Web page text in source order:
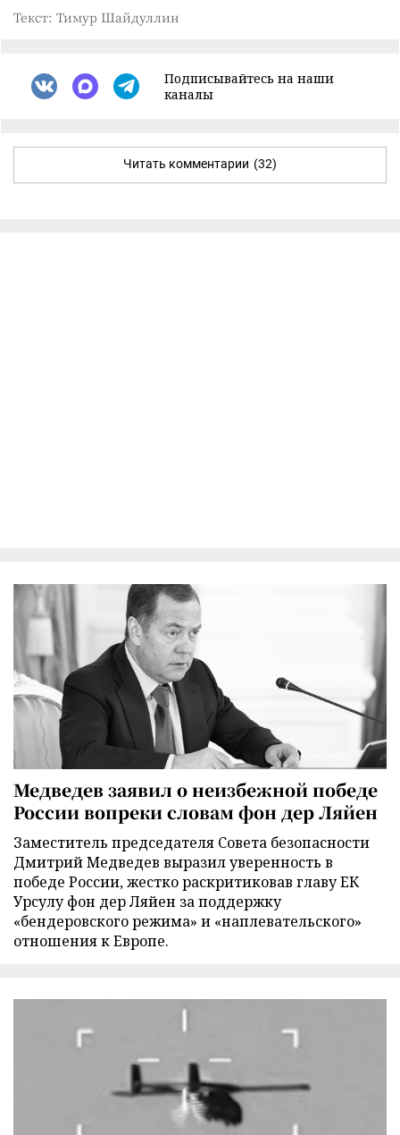
Текст: Тимур Шайдуллин
Подписывайтесь на наши
каналы
Читать комментарии (32)
Медведев заявил о неизбежной победе
России вопреки словам фон дер Ляйен
Заместитель председателя Совета безопасности
Дмитрий Медведев выразил уверенность в
победе России, жестко раскритиковав главу ЕК
Урсулу фон дер Ляйен за поддержку
«бендеровского режима» и «наплевательского»
отношения к Европе.